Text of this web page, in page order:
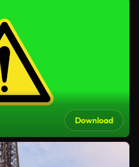
Download